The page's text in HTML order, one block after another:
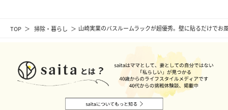
TOP 掃除・暮らし 山崎実業のバスルームラックが超優秀。壁に貼るだけでお